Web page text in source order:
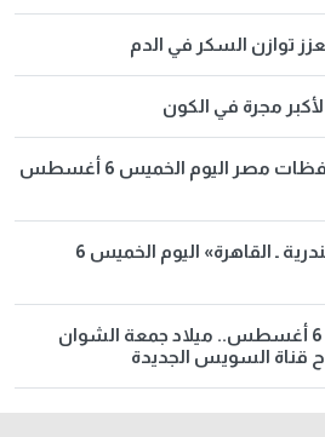
توازن السكر في الدم
مجرة في الكون
مواقيت الصلاة في محافظات مصر اليوم الخميس 6 أغسطس
مواعيد قطارات «الإسكندرية ـ القاهرة» اليوم الخميس 6
حدث في مثل هذا اليوم 6 أغسطس.. ميلاد جمعة الشوان
قناة السويس الجديدة